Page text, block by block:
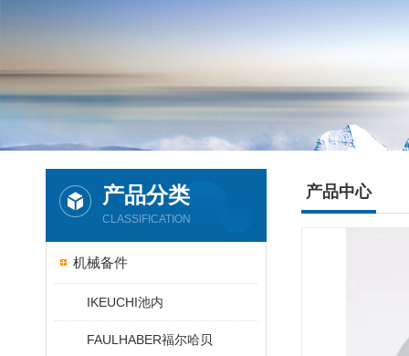
产品分类
CLASSIFICATION
机械备件
IKEUCHI池内
FAULHABER福尔哈贝
产品中心